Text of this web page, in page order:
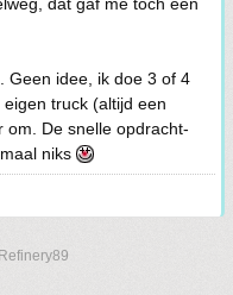
Geen idee, ik doe 3 of 4
truck (altijd een
om. De snelle opdracht-
niks